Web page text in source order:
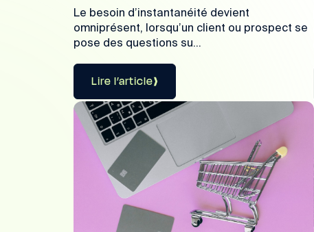
Le besoin d’instantanéité devient
omniprésent, lorsqu’un client ou prospect se
pose des questions su...
Lire l’article